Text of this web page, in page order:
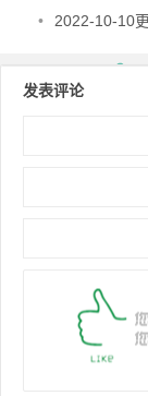
• 2022-10-10
发表评论